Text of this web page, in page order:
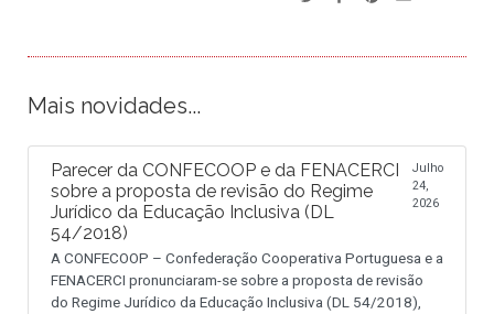
Mais novidades...
Parecer da CONFECOOP e da FENACERCI
sobre a proposta de revisão do Regime
Jurídico da Educação Inclusiva (DL
54/2018)
Julho
24,
2026
A CONFECOOP – Confederação Cooperativa Portuguesa e a
FENACERCI pronunciaram-se sobre a proposta de revisão
do Regime Jurídico da Educação Inclusiva (DL 54/2018),